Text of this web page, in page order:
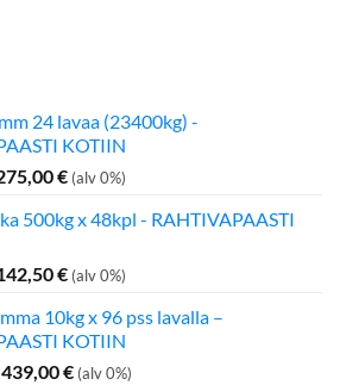
24 lavaa (23400kg) -
KOTIIN
€Nykyinen
on:
(alv 0%)
500kg x 48kpl - RAHTIVAPAASTI
€.
€Nykyinen
on:
142,50 €.
(alv 0%)
10kg x 96 pss lavalla –
KOTIIN
439,00€ (alv 0%)